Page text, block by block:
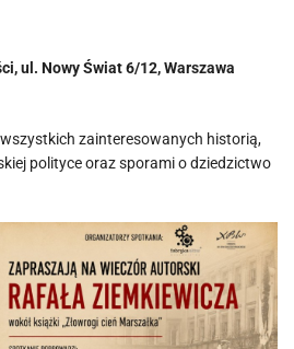
ul. Nowy Świat 6/12, Warszawa
zainteresowanych historią,
polityce oraz sporami o dziedzictwo